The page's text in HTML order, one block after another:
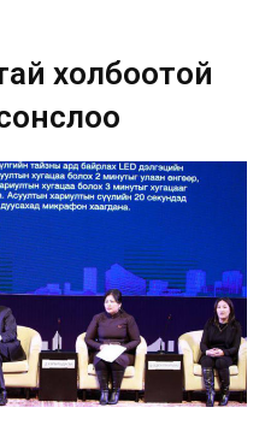
холбоотой